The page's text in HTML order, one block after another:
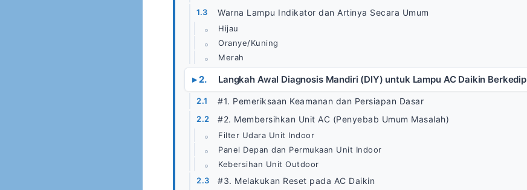
Warna Lampu Indikator dan Artinya Secara Umum
Hijau
Oranye/Kuning
Merah
Langkah Awal Diagnosis Mandiri (DIY) untuk Lampu AC Daikin Berkedip
#1. Pemeriksaan Keamanan dan Persiapan Dasar
#2. Membersihkan Unit AC (Penyebab Umum Masalah)
Filter Udara Unit Indoor
Panel Depan dan Permukaan Unit Indoor
Kebersihan Unit Outdoor
#3. Melakukan Reset pada AC Daikin